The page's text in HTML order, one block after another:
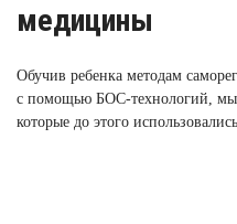
медицины
Обучив ребенка методам
с помощью БОС-технологий, мы
которые до этого